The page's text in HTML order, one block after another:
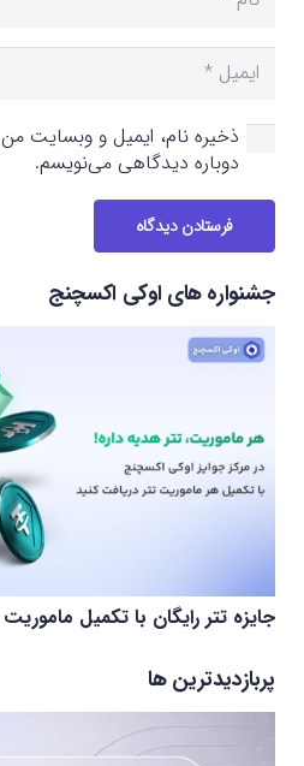
ذخیره نام، ایمیل و وبسایت من
دوباره دیدگاهی می‌نویسم.
فرستادن دیدگاه
جشنواره های اوکی اکسچنج
جایزه تتر رایگان با تکمیل
پربازدیدترین ها